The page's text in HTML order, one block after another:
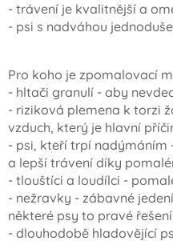
- trávení je kvalitnější a
- psi s nadváhou
Pro koho je zpomalovací
- hltači granulí - aby
- riziková plemena k torzi
vzduch, který je hlavní
- psi, kteří trpí nadýmáním
a lepší trávení díky
- tlouštíci a loudílci -
- nežravky - zábavné
některé psy to pravé
- dlouhodobě hladovějící